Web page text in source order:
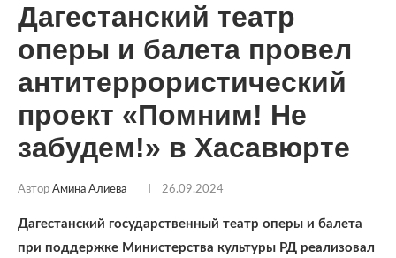
Дагестанский театр
оперы и балета провел
антитеррористический
проект «Помним! Не
забудем!» в Хасавюрте
Автор Амина Алиева 26.09.2024
Дагестанский государственный театр оперы и балета
при поддержке Министерства культуры РД реализовал